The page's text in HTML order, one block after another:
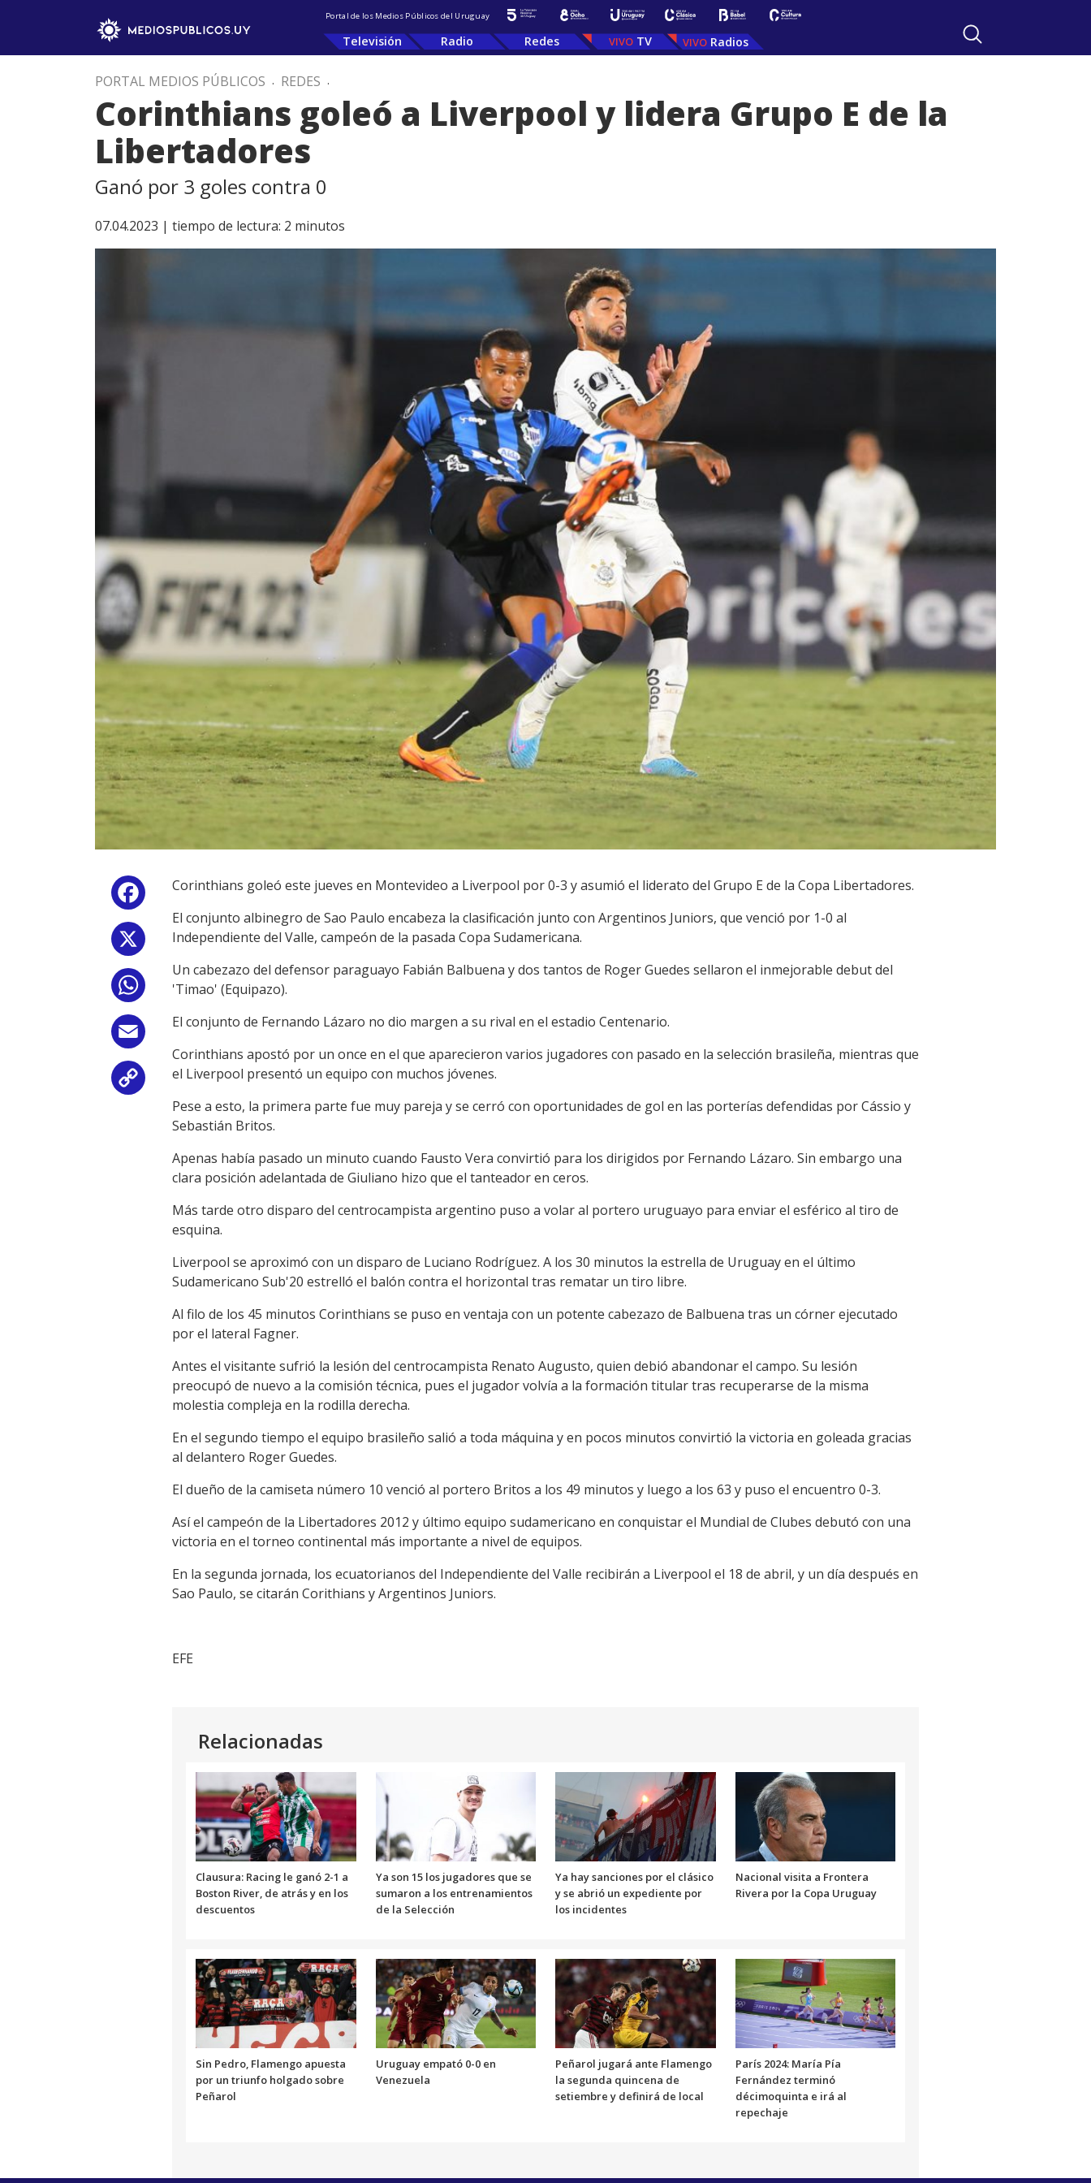
Portal de los Medios Públicos del Uruguay
Televisión Radio Redes TV Radios
PORTAL MEDIOS PÚBLICOS . REDES .
Corinthians goleó a Liverpool y lidera Grupo E de la
Libertadores
Ganó por 3 goles contra 0
07.04.2023 | tiempo de lectura: 2 minutos
Facebook
WhatsApp
Copy
Link
Corinthians goleó este jueves en Montevideo a Liverpool por 0-3 y asumió el liderato del Grupo E de la Copa Libertadores.
El conjunto albinegro de Sao Paulo encabeza la clasificación junto con Argentinos Juniors, que venció por 1-0 al
Independiente del Valle, campeón de la pasada Copa Sudamericana.
Un cabezazo del defensor paraguayo Fabián Balbuena y dos tantos de Roger Guedes sellaron el inmejorable debut del
'Timao' (Equipazo).
El conjunto de Fernando Lázaro no dio margen a su rival en el estadio Centenario.
Corinthians apostó por un once en el que aparecieron varios jugadores con pasado en la selección brasileña, mientras que
el Liverpool presentó un equipo con muchos jóvenes.
Pese a esto, la primera parte fue muy pareja y se cerró con oportunidades de gol en las porterías defendidas por Cássio y
Sebastián Britos.
Apenas había pasado un minuto cuando Fausto Vera convirtió para los dirigidos por Fernando Lázaro. Sin embargo una
clara posición adelantada de Giuliano hizo que el tanteador en ceros.
Más tarde otro disparo del centrocampista argentino puso a volar al portero uruguayo para enviar el esférico al tiro de
esquina.
Liverpool se aproximó con un disparo de Luciano Rodríguez. A los 30 minutos la estrella de Uruguay en el último
Sudamericano Sub'20 estrelló el balón contra el horizontal tras rematar un tiro libre.
Al filo de los 45 minutos Corinthians se puso en ventaja con un potente cabezazo de Balbuena tras un córner ejecutado
por el lateral Fagner.
Antes el visitante sufrió la lesión del centrocampista Renato Augusto, quien debió abandonar el campo. Su lesión
preocupó de nuevo a la comisión técnica, pues el jugador volvía a la formación titular tras recuperarse de la misma
molestia compleja en la rodilla derecha.
En el segundo tiempo el equipo brasileño salió a toda máquina y en pocos minutos convirtió la victoria en goleada gracias
al delantero Roger Guedes.
El dueño de la camiseta número 10 venció al portero Britos a los 49 minutos y luego a los 63 y puso el encuentro 0-3.
Así el campeón de la Libertadores 2012 y último equipo sudamericano en conquistar el Mundial de Clubes debutó con una
victoria en el torneo continental más importante a nivel de equipos.
En la segunda jornada, los ecuatorianos del Independiente del Valle recibirán a Liverpool el 18 de abril, y un día después en
Sao Paulo, se citarán Corithians y Argentinos Juniors.
EFE
Relacionadas
Clausura: Racing le ganó 2-1 a
Boston River, de atrás y en los
descuentos
Ya son 15 los jugadores que se
sumaron a los entrenamientos
de la Selección
Ya hay sanciones por el clásico
y se abrió un expediente por
los incidentes
Nacional visita a Frontera
Rivera por la Copa Uruguay
Sin Pedro, Flamengo apuesta
por un triunfo holgado sobre
Peñarol
Uruguay empató 0-0 en
Venezuela
Peñarol jugará ante Flamengo
la segunda quincena de
setiembre y definirá de local
París 2024: María Pía
Fernández terminó
décimoquinta e irá al
repechaje